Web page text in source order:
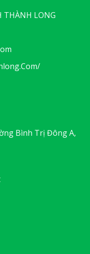
THÀNH LONG
Bình Trị Đông A,